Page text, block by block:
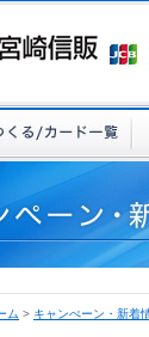
ム > キャンぺーン・新着